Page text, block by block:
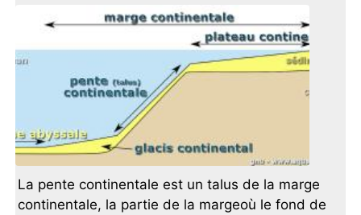
La pente continentale est un talus de la marge
continentale, la partie de la margeoù le fond de